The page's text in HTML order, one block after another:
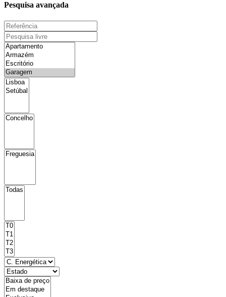
Pesquisa avançada